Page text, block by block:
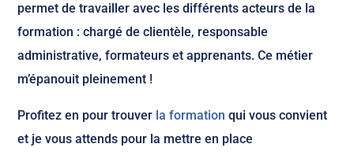
permet de travailler avec les différents acteurs de la
formation : chargé de clientèle, responsable
administrative, formateurs et apprenants. Ce métier
m’épanouit pleinement !
Profitez en pour trouver la formation qui vous convient
et je vous attends pour la mettre en place